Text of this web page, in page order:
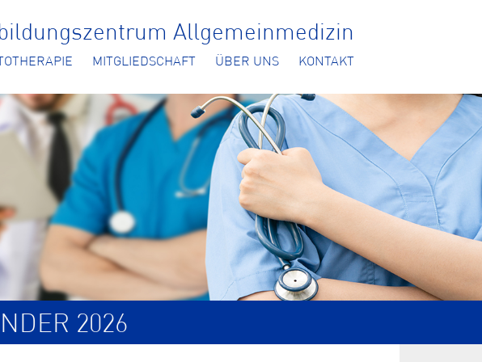
Allgemeinmedizin
MITGLIEDSCHAFT ÜBER UNS KONTAKT
2026